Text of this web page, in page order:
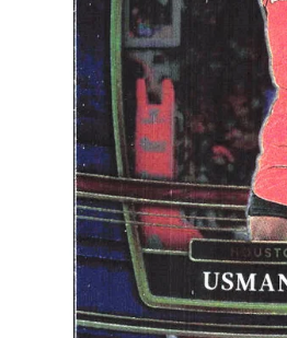
HOOPS PACK
7 Kč